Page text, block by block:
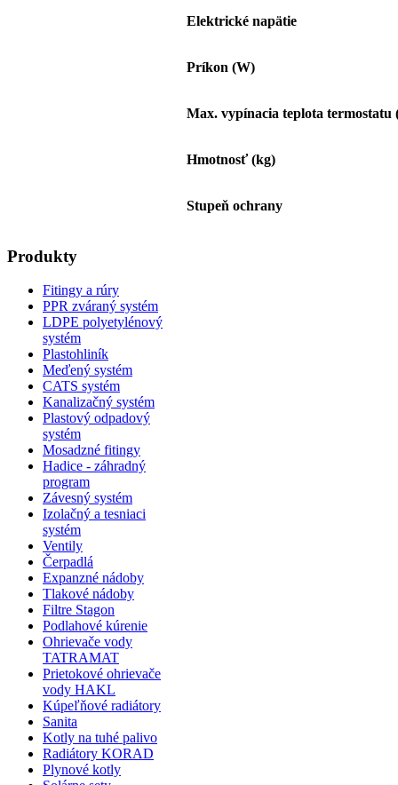
Elektrické napätie
Príkon (W)
Max. vypínacia teplota termostatu
Hmotnosť (kg)
Stupeň ochrany
Produkty
Fitingy a rúry
PPR zváraný systém
LDPE polyetylénový
systém
Plastohliník
Meďený systém
CATS systém
Kanalizačný systém
Plastový odpadový
systém
Mosadzné fitingy
Hadice - záhradný
program
Závesný systém
Izolačný a tesniaci
systém
Ventily
Čerpadlá
Expanzné nádoby
Tlakové nádoby
Filtre Stagon
Podlahové kúrenie
Ohrievače vody
TATRAMAT
Prietokové ohrievače
vody HAKL
Kúpeľňové radiátory
Sanita
Kotly na tuhé palivo
Radiátory KORAD
Plynové kotly